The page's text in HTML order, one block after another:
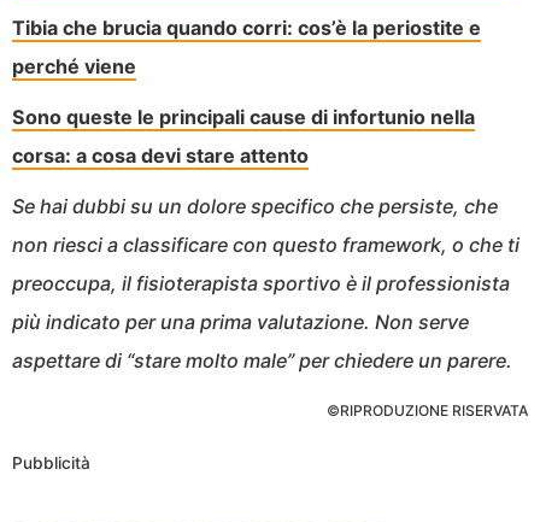
Tibia che brucia quando corri: cos’è la periostite e
perché viene
Sono queste le principali cause di infortunio nella
corsa: a cosa devi stare attento
Se hai dubbi su un dolore specifico che persiste, che
non riesci a classificare con questo framework, o che ti
preoccupa, il fisioterapista sportivo è il professionista
più indicato per una prima valutazione. Non serve
aspettare di “stare molto male” per chiedere un parere.
©RIPRODUZIONE RISERVATA
Pubblicità